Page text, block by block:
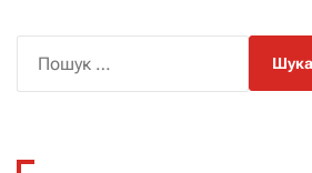
к